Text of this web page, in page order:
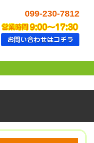
099-230-7812